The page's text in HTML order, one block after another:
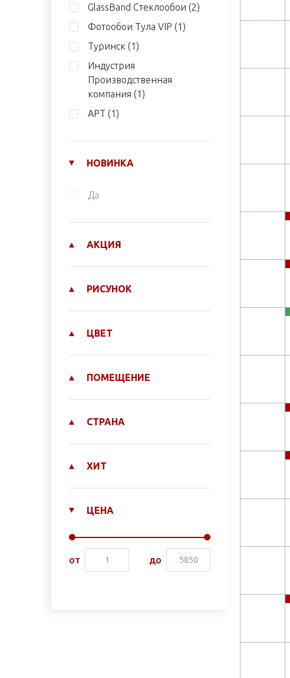
GlassBand Стеклообои (2)
Фотообои Тула VIP (1)
Туринск (1)
Индустрия
Производственная
компания (1)
АРТ (1)
НОВИНКА
Да
АКЦИЯ
РИСУНОК
ЦВЕТ
ПОМЕЩЕНИЕ
СТРАНА
ХИТ
ЦЕНА
от до